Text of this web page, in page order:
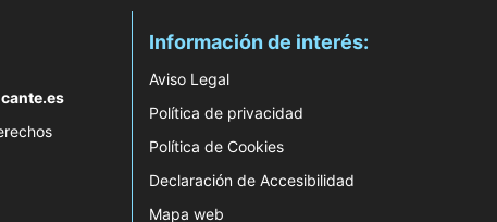
Información de interés:
Aviso Legal
Política de privacidad
Política de Cookies
Declaración de Accesibilidad
Mapa web